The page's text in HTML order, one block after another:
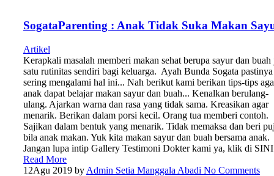
SogataParenting : Anak Tidak Suka Makan
Artikel
Kerapkali masalah memberi makan sehat berupa sayur dan buah
satu rutinitas sendiri bagi keluarga. Ayah Bunda Sogata pastinya
sering mengalami hal ini... Nah berikut kami berikan tips-tips
anak dapat belajar makan sayur dan buah... Kenalkan berulang-
ulang. Ajarkan warna dan rasa yang tidak sama. Kreasikan agar
menarik. Berikan dalam porsi kecil. Orang tua memberi contoh.
Sajikan dalam bentuk yang menarik. Tidak memaksa dan beri
bila anak makan. Yuk kita makan sayur dan buah bersama anak.
Jangan lupa intip Gallery Testimoni Dokter kami ya, klik di SINI
Read More
12Agu 2019 by Admin Setia Manggala Abadi No Comments